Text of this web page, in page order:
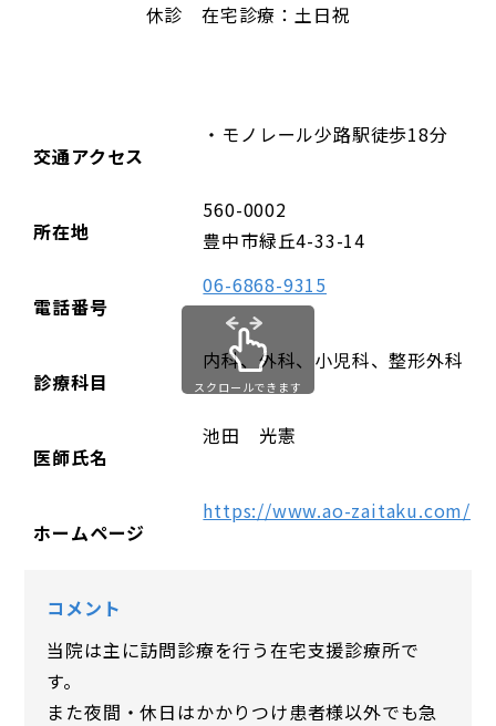
休診 在宅診療：土日祝
交通アクセス
・モノレール少路駅徒歩18分
所在地
560-0002
豊中市緑丘4-33-14
電話番号
06-6868-9315
診療科目
内科、外科、小児科、整形外科
医師氏名
池田 光憲
ホームページ
https://www.ao-zaitaku.com/
スクロールできます
コメント
当院は主に訪問診療を行う在宅支援診療所で
す。
また夜間・休日はかかりつけ患者様以外でも急